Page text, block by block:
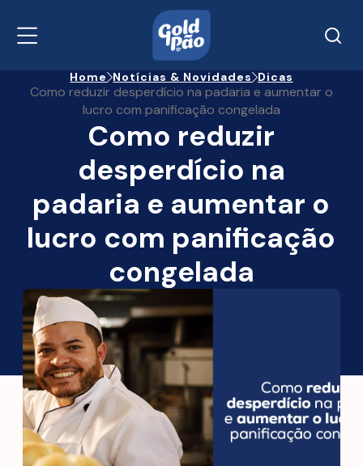
Home Notícias & Novidades Dicas
Como reduzir desperdício na padaria e aumentar o
lucro com panificação congelada
Como reduzir
desperdício na
padaria e aumentar o
lucro com panificação
congelada